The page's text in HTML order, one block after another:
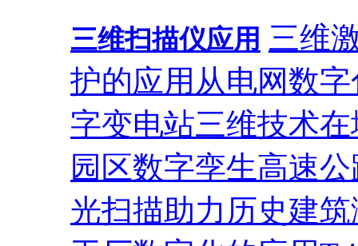
三维扫描仪应用 三维
护的应用 从电网数
字变电站三维技术
园区数字孪生高速
光扫描助力历史建